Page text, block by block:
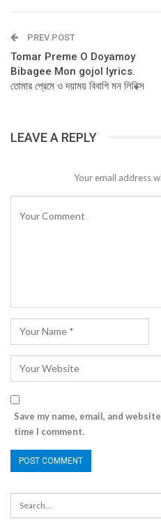
PREV POST
Tomar Preme O Doyamoy
Bibagee Mon gojol lyrics.
তোমার প্রেমে ও দয়াময় বিবাগি মন লিরিক্স
LEAVE A REPLY
Your email address
Save my name, email, and
time I comment.